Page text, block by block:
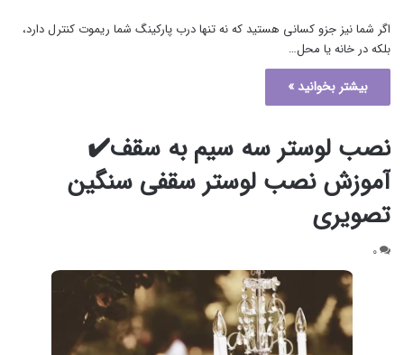
اگر شما نیز جزو کسانی هستید که نه تنها درب پارکینگ شما ریموت کنترل دارد،
بلکه در خانه یا محل…
بیشتر بخوانید »
نصب لوستر سه سیم به سقف✔️
آموزش نصب لوستر سقفی سنگین
تصویری
۰